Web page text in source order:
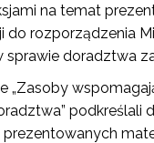
na temat
do rozporządzenia
sprawie doradztwa
„Zasoby
podkreślali